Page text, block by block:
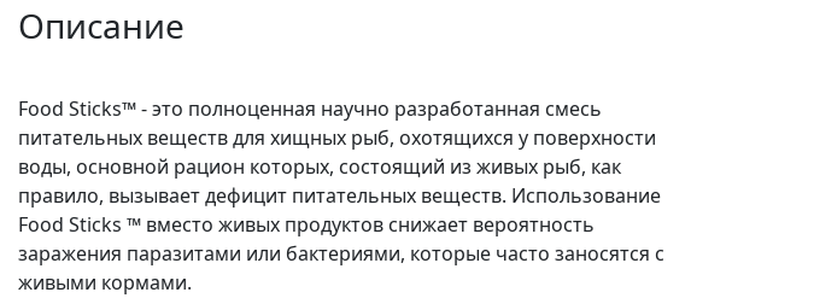
Описание
Food Sticks™ - это полноценная научно разработанная смесь
питательных веществ для хищных рыб, охотящихся у поверхности
воды, основной рацион которых, состоящий из живых рыб, как
правило, вызывает дефицит питательных веществ. Использование
Food Sticks ™ вместо живых продуктов снижает вероятность
заражения паразитами или бактериями, которые часто заносятся с
живыми кормами.